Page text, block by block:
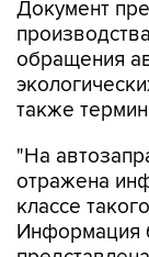
обращения
также
"На
классе
Информация
позволит